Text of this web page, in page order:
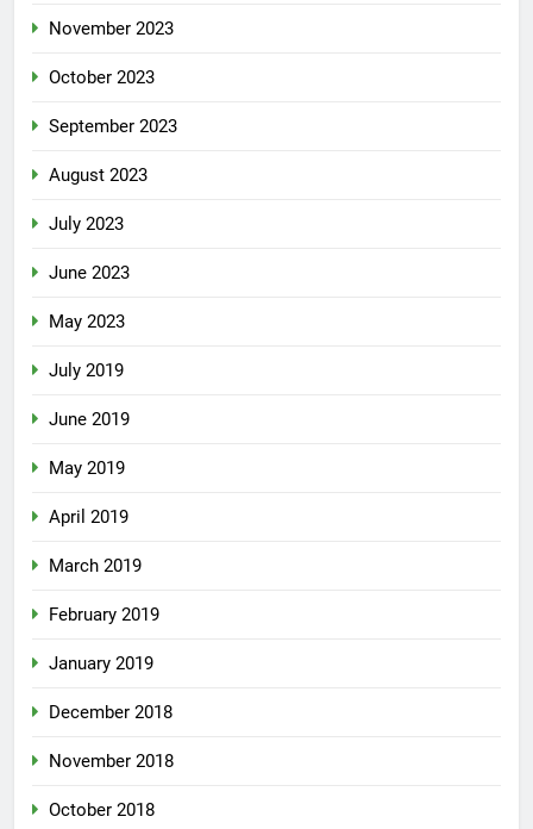
November 2023
October 2023
September 2023
August 2023
July 2023
June 2023
May 2023
July 2019
June 2019
May 2019
April 2019
March 2019
February 2019
January 2019
December 2018
November 2018
October 2018